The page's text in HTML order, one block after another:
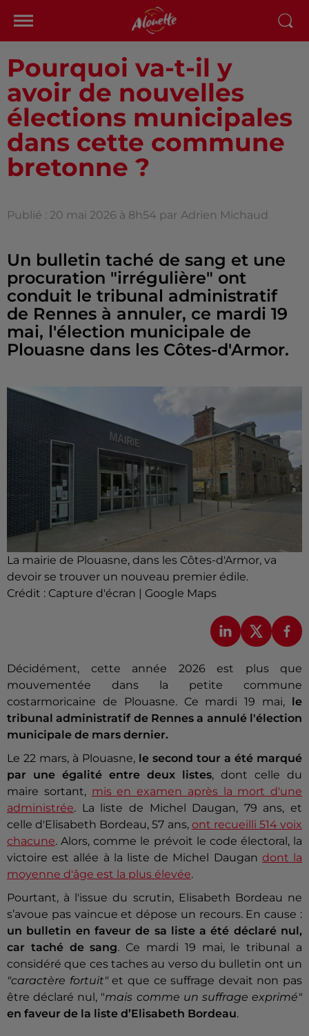
Pourquoi va-t-il y
avoir de nouvelles
élections municipales
dans cette commune
bretonne ?
Publié : 20 mai 2026 à 8h54 par Adrien Michaud
Un bulletin taché de sang et une
procuration "irrégulière" ont
conduit le tribunal administratif
de Rennes à annuler, ce mardi 19
mai, l'élection municipale de
Plouasne dans les Côtes-d'Armor.
La mairie de Plouasne, dans les Côtes-d'Armor, va
devoir se trouver un nouveau premier édile.
Crédit : Capture d'écran | Google Maps
Décidément, cette année 2026 est plus que
mouvementée dans la petite commune
costarmoricaine de Plouasne. Ce mardi 19 mai, le
tribunal administratif de Rennes a annulé l'élection
municipale de mars dernier.
Le 22 mars, à Plouasne, le second tour a été marqué
par une égalité entre deux listes, dont celle du
maire sortant, mis en examen après la mort d'une
administrée. La liste de Michel Daugan, 79 ans, et
celle d'Elisabeth Bordeau, 57 ans, ont recueilli 514 voix
chacune. Alors, comme le prévoit le code électoral, la
victoire est allée à la liste de Michel Daugan dont la
moyenne d'âge est la plus élevée.
Pourtant, à l'issue du scrutin, Elisabeth Bordeau ne
s’avoue pas vaincue et dépose un recours. En cause :
un bulletin en faveur de sa liste a été déclaré nul,
car taché de sang. Ce mardi 19 mai, le tribunal a
considéré que ces taches au verso du bulletin ont un
"caractère fortuit"et que ce suffrage devait non pas
être déclaré nul, "mais comme un suffrage exprimé"
en faveur de la liste d’Elisabeth Bordeau.